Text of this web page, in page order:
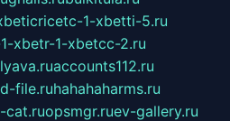
1-xbetti-5.ru
xbetr-1-xbetcc-2.ru
accounts112.ru
file.ruhahahaharms.ru
cat.ruopsmgr.ruev-gallery.ru